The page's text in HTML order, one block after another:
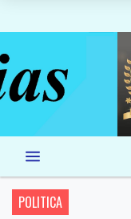
POLITICA